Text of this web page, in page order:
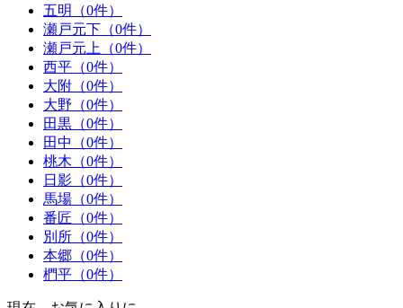
五明（0件）
瀬戸元下（0件）
瀬戸元上（0件）
西平（0件）
大附（0件）
大野（0件）
田黒（0件）
田中（0件）
桃木（0件）
日影（0件）
馬場（0件）
番匠（0件）
別所（0件）
本郷（0件）
椚平（0件）